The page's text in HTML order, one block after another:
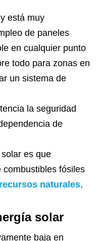
está muy
de paneles
en cualquier punto
todo para zonas en
un sistema de
la seguridad
de
es que
fósiles
naturales.
solar
baja en